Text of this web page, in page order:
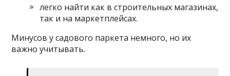
легко найти как в строительных магазинах,
так и на маркетплейсах.
Минусов у садового паркета немного, но их
важно учитывать.